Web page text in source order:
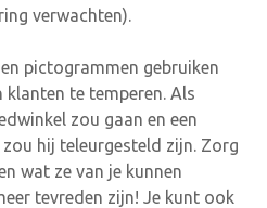
verwachten).
pictogrammen gebruiken
te temperen. Als
zou gaan en een
hij teleurgesteld zijn. Zorg
wat ze van je kunnen
tevreden zijn! Je kunt ook